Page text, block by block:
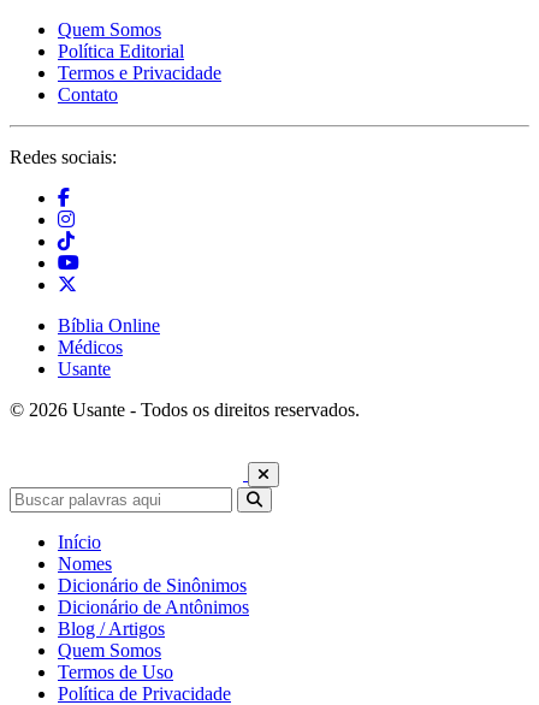
Quem Somos
Política Editorial
Termos e Privacidade
Contato
Redes sociais:
Bíblia Online
Médicos
Usante
© 2026 Usante - Todos os direitos reservados.
Início
Nomes
Dicionário de Sinônimos
Dicionário de Antônimos
Blog / Artigos
Quem Somos
Termos de Uso
Política de Privacidade